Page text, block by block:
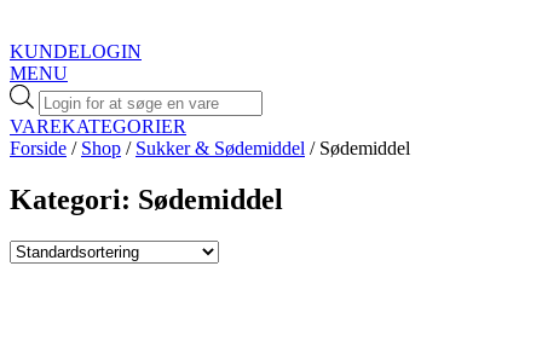
KUNDELOGIN
MENU
Products
search
VAREKATEGORIER
Forside / Shop / Sukker & Sødemiddel / Sødemiddel
Kategori: Sødemiddel